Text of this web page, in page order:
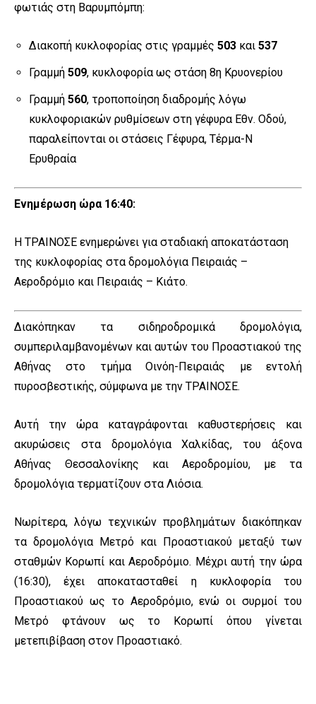
φωτιάς στη Βαρυμπόμπη:
Διακοπή κυκλοφορίας στις γραμμές 503 και 537
Γραμμή 509, κυκλοφορία ως στάση 8η Κρυονερίου
Γραμμή 560, τροποποίηση διαδρομής λόγω
κυκλοφοριακών ρυθμίσεων στη γέφυρα Εθν. Οδού,
παραλείπονται οι στάσεις Γέφυρα, Τέρμα-Ν
Ερυθραία
Ενημέρωση ώρα 16:40:
Η ΤΡΑΙΝΟΣΕ ενημερώνει για σταδιακή αποκατάσταση
της κυκλοφορίας στα δρομολόγια Πειραιάς –
Αεροδρόμιο και Πειραιάς – Κιάτο.
Διακόπηκαν τα σιδηροδρομικά δρομολόγια,
συμπεριλαμβανομένων και αυτών του Προαστιακού της
Αθήνας στο τμήμα Οινόη-Πειραιάς με εντολή
πυροσβεστικής, σύμφωνα με την ΤΡΑΙΝΟΣΕ.
Αυτή την ώρα καταγράφονται καθυστερήσεις και
ακυρώσεις στα δρομολόγια Χαλκίδας, του άξονα
Αθήνας Θεσσαλονίκης και Αεροδρομίου, με τα
δρομολόγια τερματίζουν στα Λιόσια.
Νωρίτερα, λόγω τεχνικών προβλημάτων διακόπηκαν
τα δρομολόγια Μετρό και Προαστιακού μεταξύ των
σταθμών Κορωπί και Αεροδρόμιο. Μέχρι αυτή την ώρα
(16:30), έχει αποκατασταθεί η κυκλοφορία του
Προαστιακού ως το Αεροδρόμιο, ενώ οι συρμοί του
Μετρό φτάνουν ως το Κορωπί όπου γίνεται
μετεπιβίβαση στον Προαστιακό.